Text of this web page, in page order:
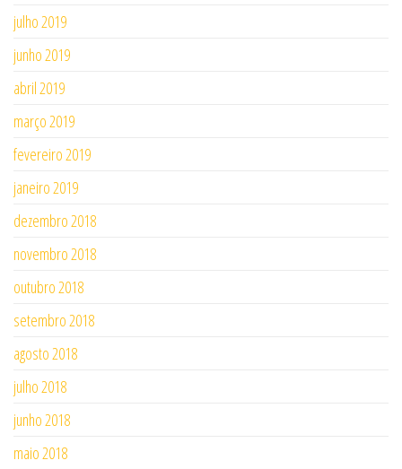
julho 2019
junho 2019
abril 2019
março 2019
fevereiro 2019
janeiro 2019
dezembro 2018
novembro 2018
outubro 2018
setembro 2018
agosto 2018
julho 2018
junho 2018
maio 2018